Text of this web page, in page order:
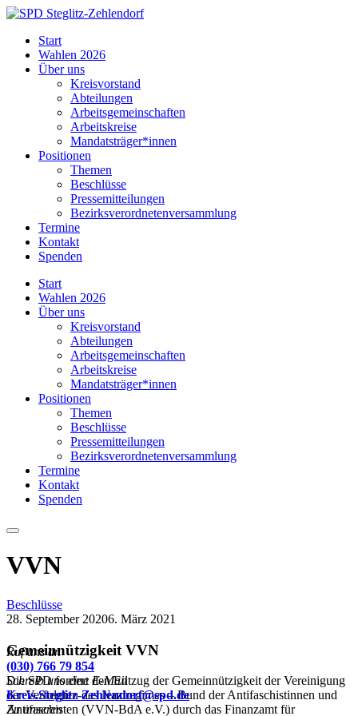
Skip
content
Steglitz-
Zehlendorf
Start
Wahlen 2026
Über uns
Kreisvorstand
Abteilungen
Arbeitsgemeinschaften
Arbeitskreise
Mandatsträger*innen
Positionen
Themen
Beschlüsse
Pressemitteilungen
Bezirksverordnetenversammlung
Termine
Kontakt
Spenden
Start
Wahlen 2026
Über uns
Kreisvorstand
Abteilungen
Arbeitsgemeinschaften
Arbeitskreise
Mandatsträger*innen
Positionen
Themen
Beschlüsse
Pressemitteilungen
Bezirksverordnetenversammlung
Termine
Kontakt
Spenden
Menu
VVN
Beschlüsse
28. September 20206. März 2021
Gemeinnützigkeit VVN
Die SPD fordert den Entzug der Gemeinnützigkeit der Vereinigung
der Verfolgten des Naziregimes – Bund der Antifaschistinnen und
Antifaschisten (VVN-BdA e.V.) durch das Finanzamt für
Ruf uns an
(030) 766 79 854
Schreib uns eine E-Mail
Kreis.Steglitz-Zehlendorf@spd.de
Zu unseren